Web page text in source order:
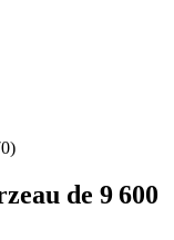
)
de 9 600